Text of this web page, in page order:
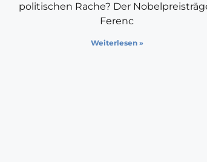
politischen Rache? Der
Ferenc
Weiterlesen »